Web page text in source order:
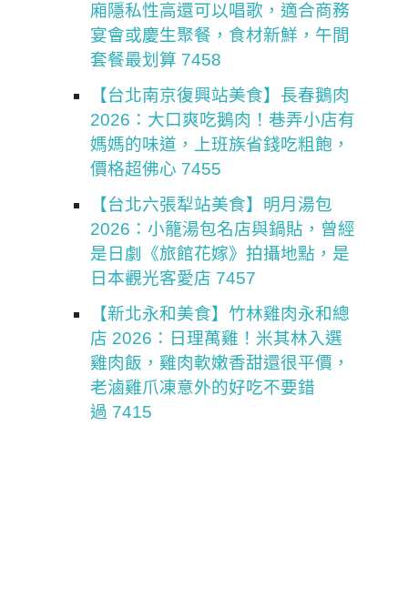
廂隱私性高還可以唱歌，適合商務
宴會或慶生聚餐，食材新鮮，午間
套餐最划算 7458
【台北南京復興站美食】長春鵝肉
2026：大口爽吃鵝肉！巷弄小店有
媽媽的味道，上班族省錢吃粗飽，
價格超佛心 7455
【台北六張犁站美食】明月湯包
2026：小籠湯包名店與鍋貼，曾經
是日劇《旅館花嫁》拍攝地點，是
日本觀光客愛店 7457
【新北永和美食】竹林雞肉永和總
店 2026：日理萬雞！米其林入選
雞肉飯，雞肉軟嫩香甜還很平價，
老滷雞爪凍意外的好吃不要錯
過 7415